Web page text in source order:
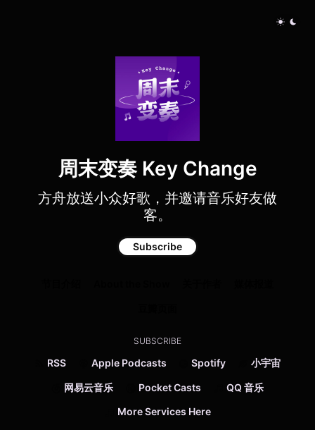
周末变奏 Key Change
方舟放送小众好歌，并邀请音乐好友做
客。
Subscribe
SUBSCRIBE
RSS Apple Podcasts Spotify 小宇宙
网易云音乐 Pocket Casts QQ 音乐
More Services Here